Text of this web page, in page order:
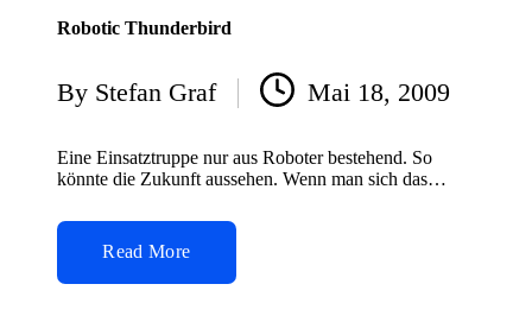
Robotic Thunderbird
Posted
by
By Stefan Graf Mai 18, 2009
Eine Einsatztruppe nur aus Roboter bestehend. So
könnte die Zukunft aussehen. Wenn man sich das…
Read More